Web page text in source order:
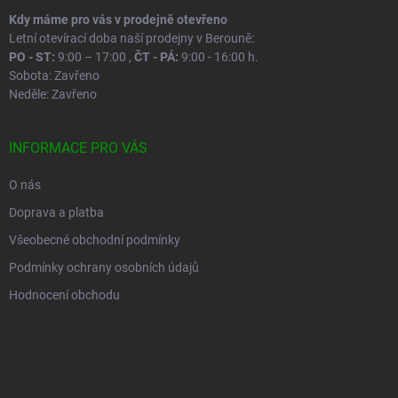
Kdy máme pro vás v prodejně otevřeno
Letní otevírací doba naší prodejny v Berouně:
PO - ST: 9:00 – 17:00 , ČT - PÁ: 9:00 - 16:00 h.
Sobota: Zavřeno
Neděle: Zavřeno
INFORMACE PRO VÁS
O nás
Doprava a platba
Všeobecné obchodní podmínky
Podmínky ochrany osobních údajů
Hodnocení obchodu